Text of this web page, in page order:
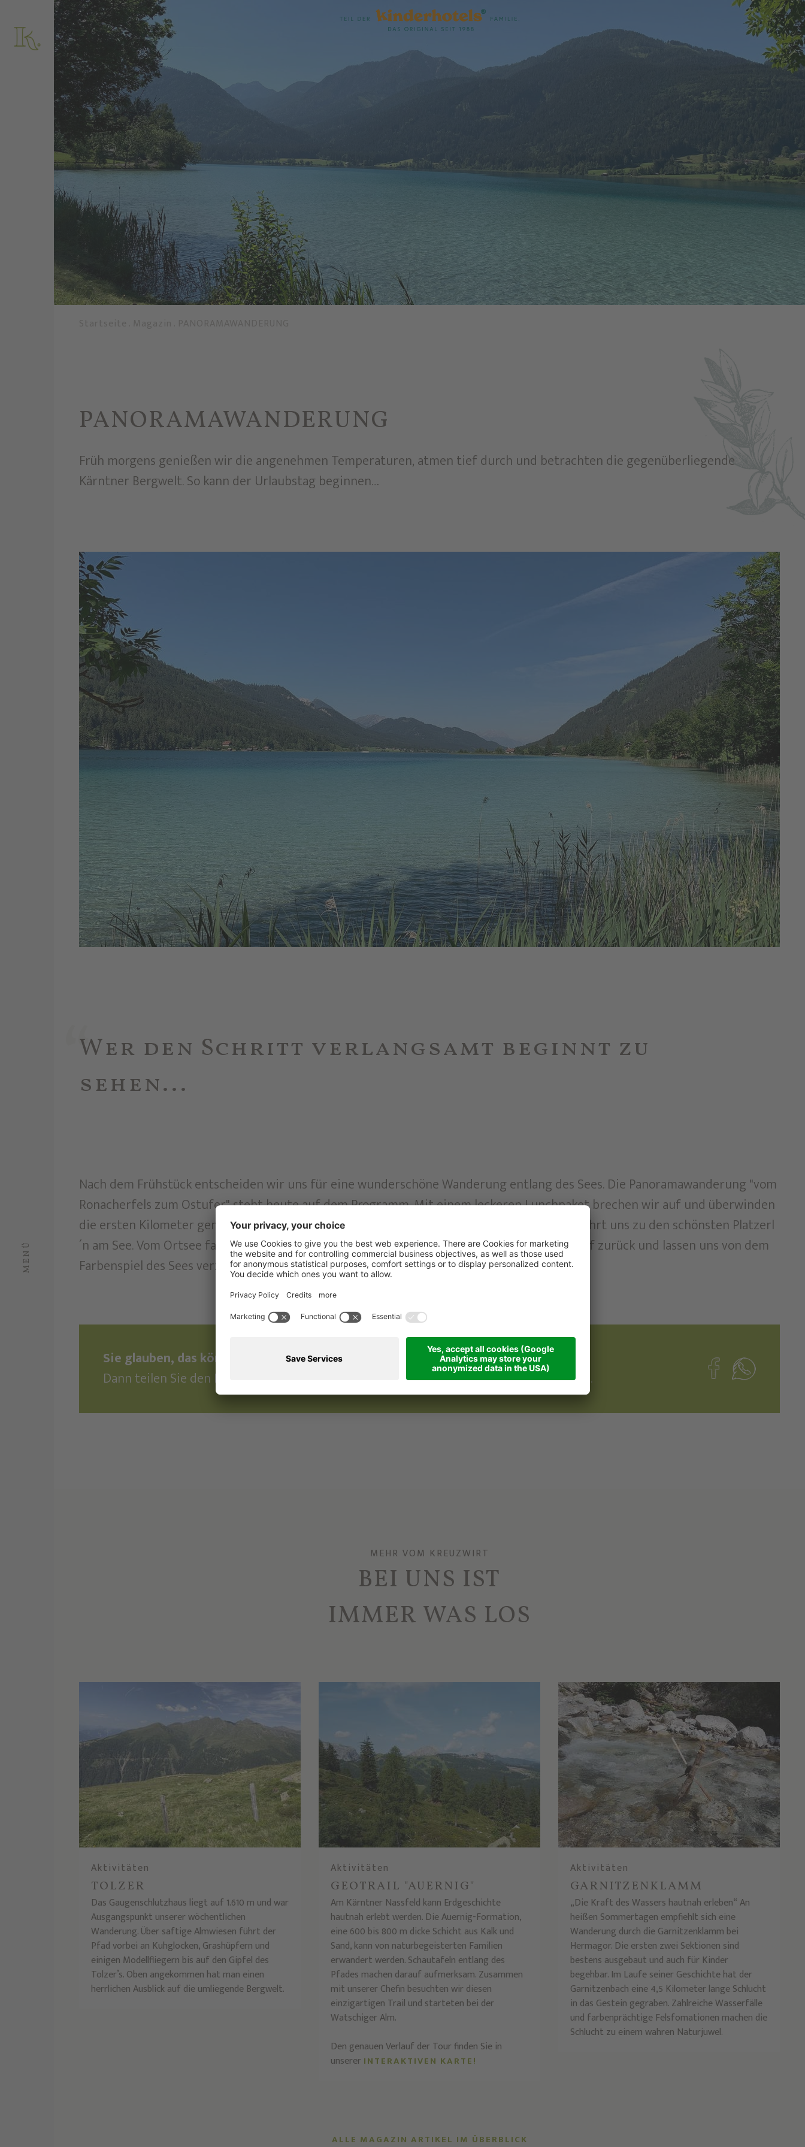
MENÜ
PANORAMAWANDERUNG
Früh morgens genießen wir die angenehmen Temperaturen, atmen tief durch und betrachten die gegenüberliegende
Kärntner Bergwelt. So kann der Urlaubstag beginnen…
Wer den Schritt verlangsamt beginnt zu
sehen...
Nach dem Frühstück entscheiden wir uns für eine wunderschöne Wanderung entlang des Sees. Die Panoramawanderung "vom
Ronacherfels zum Ostufer" steht heute auf dem Programm. Mit einem leckeren Lunchpaket brechen wir auf und überwinden
die ersten Kilometer gemütlich mit dem Naturparkbus. Der 8,8 Kilometer lange Slow Trail führt uns zu den schönsten Platzerl
´n am See. Vom Ortsee fahren wir gemütlich mit der Weissensee Schifffahrt nach Techendorf zurück und lassen uns von dem
Farbenspiel des Sees verzaubern.
Sie glauben, das könnte Ihren Freunden gefallen?
Dann teilen Sie den Beitrag und lassen Sie auch diese ein wenig Urlaubsluft schnuppern.
MEHR VOM KREUZWIRT
BEI UNS IST
IMMER WAS LOS
Aktivitäten
TOLZER
Das Gaugenschlutzhaus liegt auf 1.610 m und war
Ausgangspunkt unserer wöchentlichen
Wanderung. Über saftige Almwiesen führt der
Pfad vorbei an Kuhglocken, Grashüpfern und
einigen Modellfliegern bis auf den Gipfel des
Tolzer’s. Oben angekommen hat man einen
herrlichen Ausblick auf die umliegende Bergwelt.
Aktivitäten
GEOTRAIL "AUERNIG"
Am Kärntner Nassfeld kann Erdgeschichte
hautnah erlebt werden. Die Auernig-Formation,
eine 600 bis 800 m dicke Schicht aus Kalk und
Sand, kann von naturbegeisterten Familien
erwandert werden. Schautafeln entlang des
Pfades machen darauf aufmerksam. Zusammen
mit unserer Chefin besuchten wir diesen
einzigartigen Trail und starteten bei der
Watschiger Alm.
Den genauen Verlauf der Tour finden Sie in
unserer INTERAKTIVEN KARTE!
Aktivitäten
GARNITZENKLAMM
„Die Kraft des Wassers hautnah erleben“ An
heißen Sommertagen empfiehlt sich eine
Wanderung durch die Garnitzenklamm bei
Hermagor. Die ersten zwei Sektionen sind
bestens ausgebaut und auch für Kinder
begehbar. Im Laufe seiner Geschichte hat der
Garnitzenbach eine 4,5 Kilometer lange Schlucht
in das Gestein gegraben. Zahlreiche Wasserfälle
und farbenprächtige Felsfomationen machen die
Schlucht zu einem wahren Naturjuwel.
ALLE MAGAZIN ARTIKEL IM ÜBERBLICK